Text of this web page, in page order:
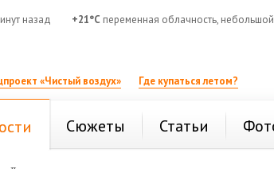
назад +21°C переменная облачность,
«Чистый воздух» Где купаться летом?
Сюжеты Статьи